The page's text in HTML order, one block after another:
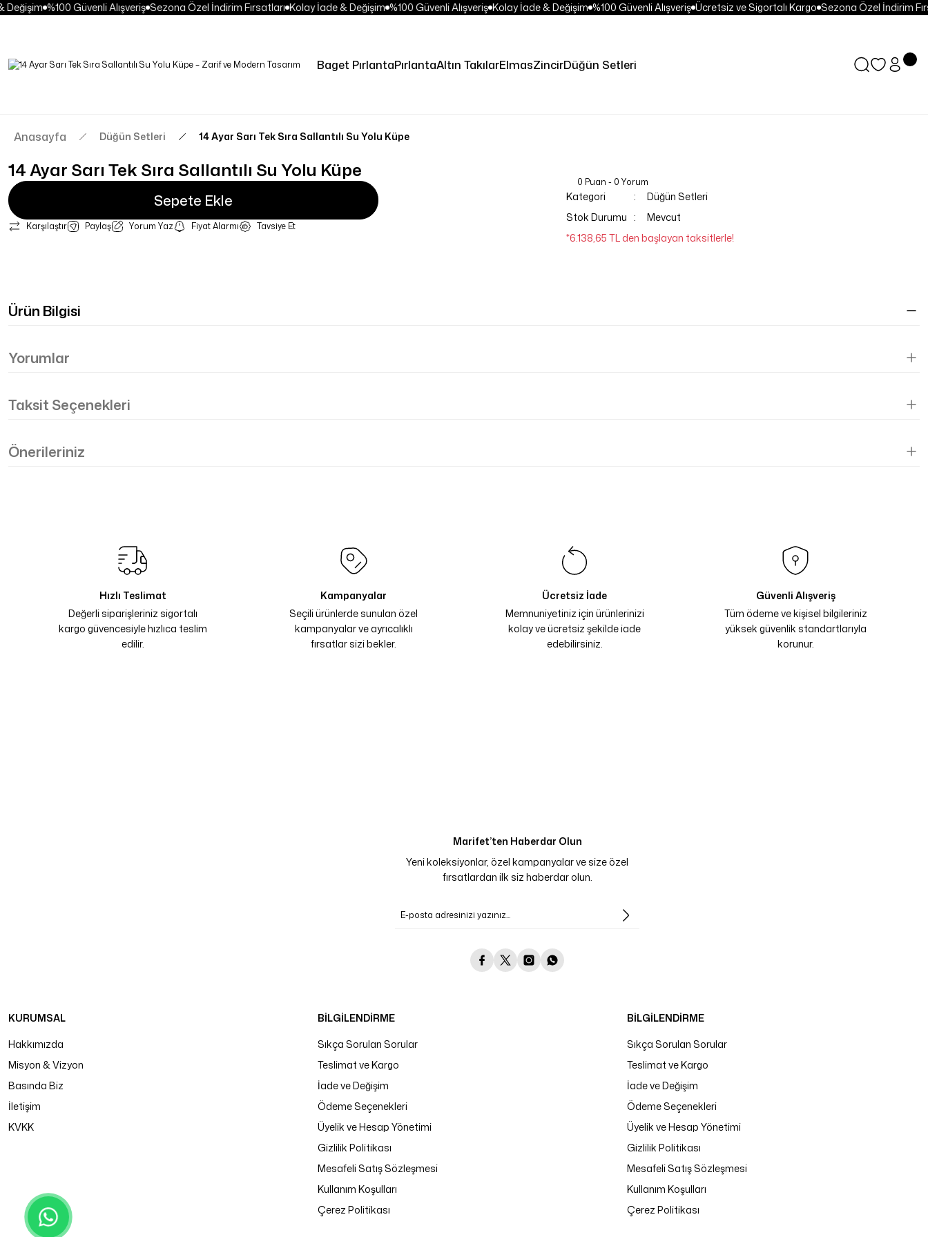
%100 Güvenli Alışveriş Sezona Özel İndirim Fırsatları Kolay İade & Değişim %100 Güvenli Alışveriş Kolay İade & Değişim %100 Güvenli Alışveriş Ücretsiz ve Sigortalı Kargo Sezona Özel İndirim
Baget PırlantaPırlantaAltın TakılarElmasZincirDüğün Setleri
Anasayfa Düğün Setleri 14 Ayar Sarı Tek Sıra Sallantılı Su Yolu Küpe
14 Ayar Sarı Tek Sıra Sallantılı Su Yolu Küpe
Sepete Ekle
Karşılaştır Paylaş Yorum Yaz Fiyat Alarmı Tavsiye Et
0 Puan - 0 Yorum
Kategori
Düğün Setleri
Stok Durumu
Mevcut
*6.138,65 TL den başlayan taksitlerle!
Ürün Bilgisi
Yorumlar
Taksit Seçenekleri
Önerileriniz
Hızlı Teslimat
Değerli siparişleriniz sigortalı
kargo güvencesiyle hızlıca teslim
edilir.
Kampanyalar
Seçili ürünlerde sunulan özel
kampanyalar ve ayrıcalıklı
fırsatlar sizi bekler.
Ücretsiz İade
Memnuniyetiniz için ürünlerinizi
kolay ve ücretsiz şekilde iade
edebilirsiniz.
Güvenli Alışveriş
Tüm ödeme ve kişisel bilgileriniz
yüksek güvenlik standartlarıyla
korunur.
Marifet’ten Haberdar Olun
Yeni koleksiyonlar, özel kampanyalar ve size özel
fırsatlardan ilk siz haberdar olun.
KURUMSAL
Hakkımızda
Misyon & Vizyon
Basında Biz
İletişim
KVKK
BİLGİLENDİRME
Sıkça Sorulan Sorular
Teslimat ve Kargo
İade ve Değişim
Ödeme Seçenekleri
Üyelik ve Hesap Yönetimi
Gizlilik Politikası
Mesafeli Satış Sözleşmesi
Kullanım Koşulları
Çerez Politikası
BİLGİLENDİRME
Sıkça Sorulan Sorular
Teslimat ve Kargo
İade ve Değişim
Ödeme Seçenekleri
Üyelik ve Hesap Yönetimi
Gizlilik Politikası
Mesafeli Satış Sözleşmesi
Kullanım Koşulları
Çerez Politikası